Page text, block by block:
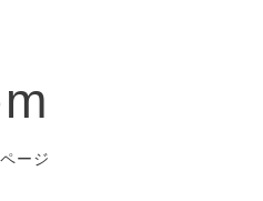
ージ